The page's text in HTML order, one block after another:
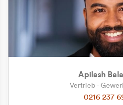
Zu welcher
Apilash
Vertrieb -
0216 237